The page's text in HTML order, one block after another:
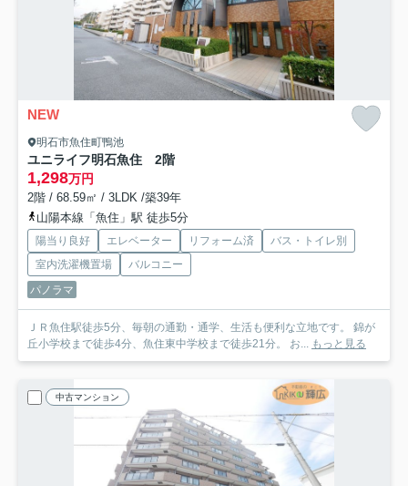
NEW
明石市魚住町鴨池
ユニライフ明石魚住 2階
1,298万円
2階 / 68.59㎡ / 3LDK /築39年
山陽本線「魚住」駅 徒歩5分
陽当り良好 エレベーター リフォーム済
バス・トイレ別
室内洗濯機置場
バルコニー
パノラマ
ＪＲ魚住駅徒歩5分、毎朝の通勤・通学、生活も便利な立地です。 錦が
丘小学校まで徒歩4分、魚住東中学校まで徒歩21分。 お... もっと見る
中古マンション